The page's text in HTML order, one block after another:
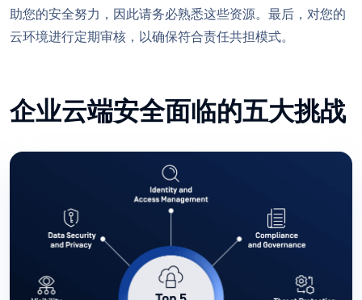
助您的安全努力，因此请务必熟悉这些资源。最后，对您的
云环境进行定期审核，以确保符合责任共担模式。
企业云端安全面临的五大挑战